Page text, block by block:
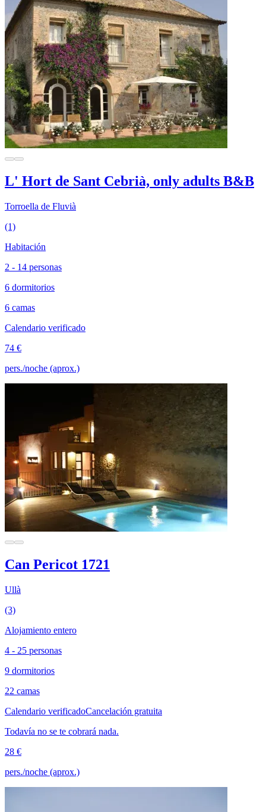
L' Hort de Sant Cebrià, only adults B&B
Torroella de Fluvià
(1)
Habitación
2 - 14 personas
6 dormitorios
6 camas
Calendario verificado
74 €
pers./noche (aprox.)
Can Pericot 1721
Ullà
(3)
Alojamiento entero
4 - 25 personas
9 dormitorios
22 camas
Calendario verificadoCancelación gratuita
Todavía no se te cobrará nada.
28 €
pers./noche (aprox.)